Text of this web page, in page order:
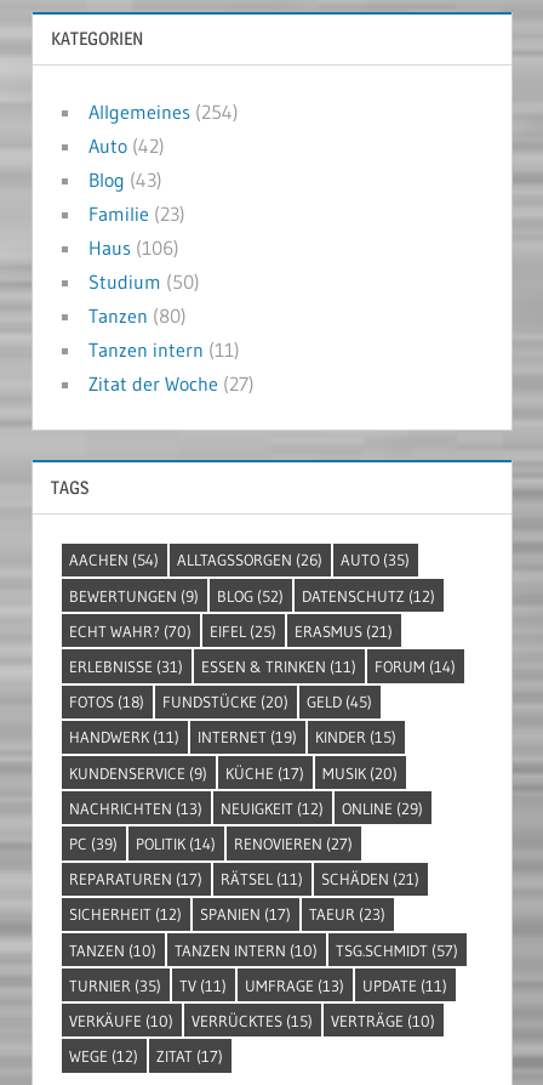
KATEGORIEN
Allgemeines(254)
Auto(42)
Blog (43)
Familie (23)
Haus(106)
Studium (50)
Tanzen (80)
Tanzen intern (11)
Zitat der Woche (27)
TAGS
AACHEN (54) ALLTAGSSORGEN (26) AUTO (35)
BEWERTUNGEN (9) BLOG (52) DATENSCHUTZ (12)
ECHT WAHR? (70) EIFEL (25) ERASMUS (21)
ERLEBNISSE (31) ESSEN & TRINKEN (11) FORUM (14)
FOTOS (18) FUNDSTÜCKE (20) GELD (45)
HANDWERK (11) INTERNET (19) KINDER (15)
KUNDENSERVICE (9) KÜCHE (17) MUSIK (20)
NACHRICHTEN (13) NEUIGKEIT (12) ONLINE (29)
PC (39) POLITIK (14) RENOVIEREN (27)
REPARATUREN (17) RÄTSEL (11) SCHÄDEN (21)
SICHERHEIT (12) SPANIEN (17) TAEUR (23)
TANZEN (10) TANZEN INTERN (10) TSG.SCHMIDT (57)
TURNIER (35) TV (11) UMFRAGE (13) UPDATE (11)
VERKÄUFE (10) VERRÜCKTES (15) VERTRÄGE (10)
WEGE (12) ZITAT (17)